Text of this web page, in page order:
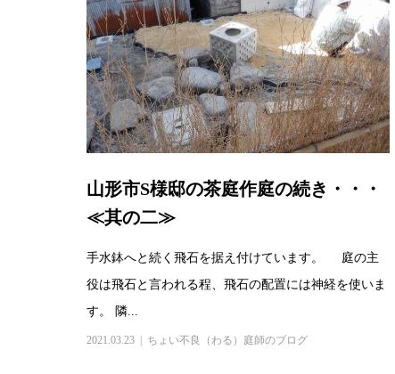
山形市S様邸の茶庭作庭の続き・・・
≪其の二≫
手水鉢へと続く飛石を据え付けています。 庭の主
役は飛石と言われる程、飛石の配置には神経を使いま
す。 隣...
2021.03.23 ちょい不良（わる）庭師のブログ